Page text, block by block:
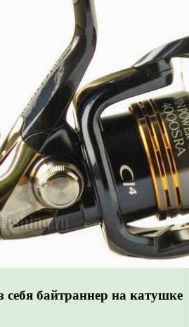
себя байтраннер на катушке